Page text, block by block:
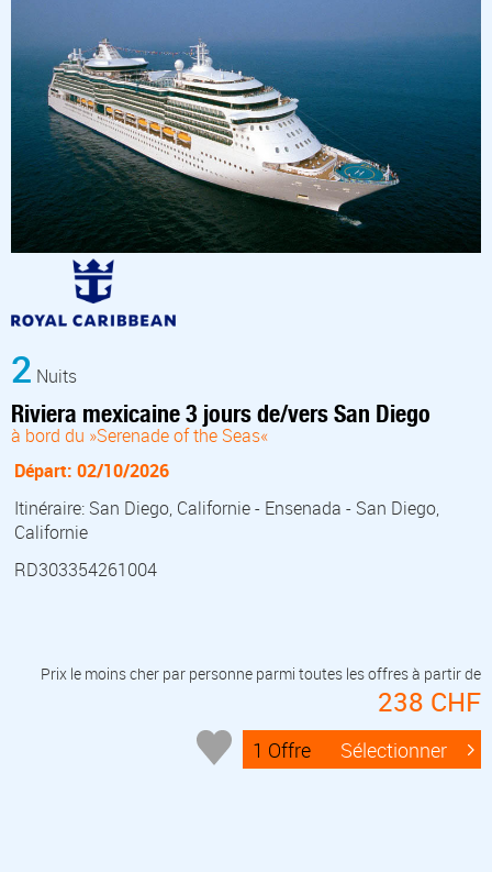
2 Nuits
Riviera mexicaine 3 jours de/vers San Diego
à bord du »Serenade of the Seas«
Départ: 02/10/2026
Itinéraire: San Diego, Californie - Ensenada - San Diego,
Californie
RD303354261004
Prix le moins cher par personne parmi toutes les offres à partir de
238 CHF
1 Offre Sélectionner